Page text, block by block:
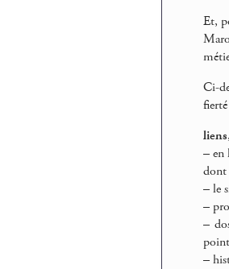
Et,
Ci-
–en
–le
–
–
–